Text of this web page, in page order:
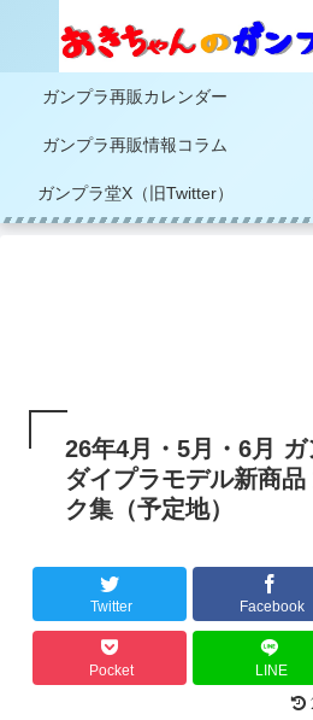
ガンプラ再販カレンダー
ガンプラ再販情報コラム
ガンプラ堂X（旧Twitter）
26年4月・5月・6月
ダイプラモデル新商
ク集（予定地）
Twitter Facebook
Pocket LINE